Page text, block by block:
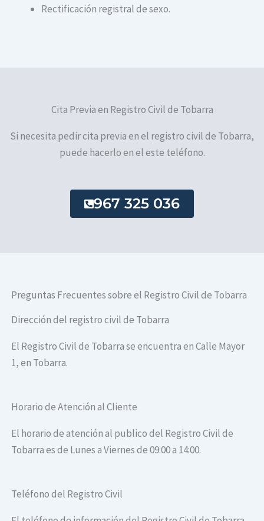
Rectificación registral de sexo.
Cita Previa en Registro Civil de Tobarra
Si necesita pedir cita previa en el registro civil de Tobarra,
puede hacerlo en el este teléfono.
967 325 036
Preguntas Frecuentes sobre el Registro Civil de Tobarra
Dirección del registro civil de Tobarra
El Registro Civil de Tobarra se encuentra en Calle Mayor
1, en Tobarra.
Horario de Atención al Cliente
El horario de atención al publico del Registro Civil de
Tobarra es de Lunes a Viernes de 09:00 a 14:00.
Teléfono del Registro Civil